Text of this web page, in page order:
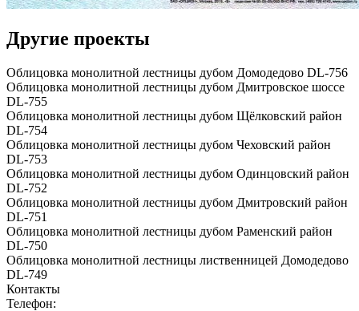
Другие проекты
Облицовка монолитной лестницы дубом Домодедово DL-756
Облицовка монолитной лестницы дубом Дмитровское шоссе
DL-755
Облицовка монолитной лестницы дубом Щёлковский район
DL-754
Облицовка монолитной лестницы дубом Чеховский район
DL-753
Облицовка монолитной лестницы дубом Одинцовский район
DL-752
Облицовка монолитной лестницы дубом Дмитровский район
DL-751
Облицовка монолитной лестницы дубом Раменский район
DL-750
Облицовка монолитной лестницы лиственницей Домодедово
DL-749
Контакты
Телефон: